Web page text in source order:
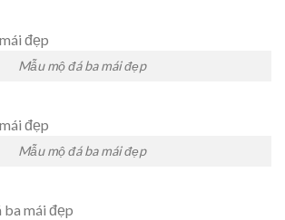
Mẫu mộ đá ba mái đẹp
Mẫu mộ đá ba mái đẹp